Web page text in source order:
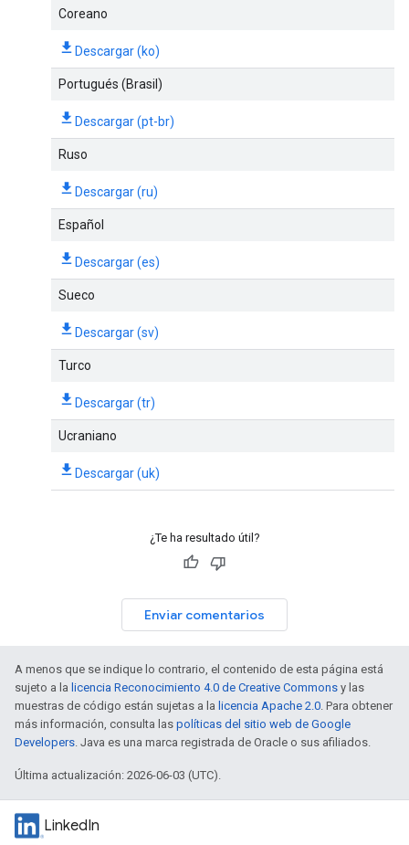
Coreano
Descargar (ko)
Portugués (Brasil)
Descargar (pt-br)
Ruso
Descargar (ru)
Español
Descargar (es)
Sueco
Descargar (sv)
Turco
Descargar (tr)
Ucraniano
Descargar (uk)
¿Te ha resultado útil?
Enviar comentarios
A menos que se indique lo contrario, el contenido de esta página está
sujeto a la licencia Reconocimiento 4.0 de Creative Commons y las
muestras de código están sujetas a la licencia Apache 2.0. Para obtener
más información, consulta las políticas del sitio web de Google
Developers. Java es una marca registrada de Oracle o sus afiliados.
Última actualización: 2026-06-03 (UTC).
LinkedIn